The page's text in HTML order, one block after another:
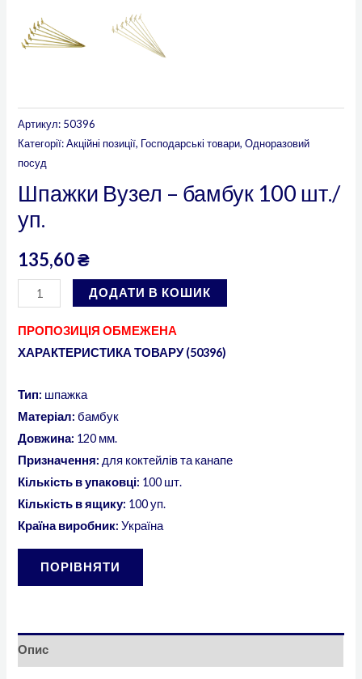
Артикул: 50396
Категорії:Акційні позиції, Господарські товари,Одноразовий
посуд
Шпажки Вузел – бамбук 100 шт./
уп.
135,60₴
ДОДАТИ В КОШИК
ПРОПОЗИЦІЯ ОБМЕЖЕНА
ХАРАКТЕРИСТИКА ТОВАРУ (50396)
Тип: шпажка
Матеріал:бамбук
Довжина: 120 мм.
Призначення: для коктейлів та канапе
Кількість в упаковці: 100 шт.
Кількість в ящику: 100 уп.
Країна виробник:Україна
ПОРІВНЯТИ
Опис